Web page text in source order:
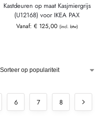
Kastdeuren op maat Kasjmiergrijs
(U12168) voor IKEA PAX
Vanaf: €125,00 (incl. btw)
6 7 8